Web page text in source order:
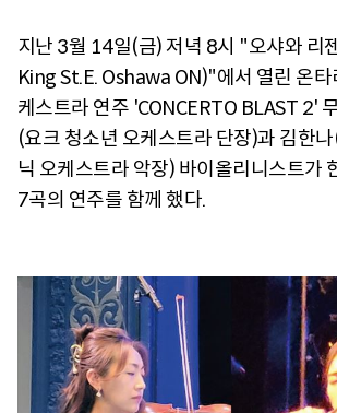
지난 3월 14일(금) 저녁 8시 "오샤와 리
King St.E. Oshawa ON)"에서 열린 온
케스트라 연주 'CONCERTO BLAST 2'
(요크 청소년 오케스트라 단장)과 김한
닉 오케스트라 악장) 바이올리니스트가
7곡의 연주를 함께 했다.